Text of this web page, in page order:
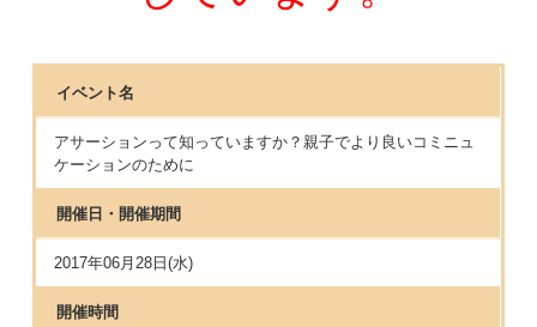
イベント名
アサーションって知っていますか？親子でより良いコミニュ
ケーションのために
開催日・開催期間
2017年06月28日(水)
開催時間